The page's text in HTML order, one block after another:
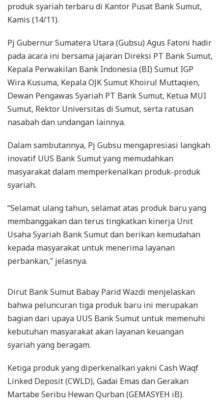
produk syariah terbaru di Kantor Pusat Bank Sumut,
Kamis (14/11).
Pj Gubernur Sumatera Utara (Gubsu) Agus Fatoni hadir
pada acara ini bersama jajaran Direksi PT Bank Sumut,
Kepala Perwakilan Bank Indonesia (BI) Sumut IGP
Wira Kusuma, Kepala OJK Sumut Khoirul Muttaqien,
Dewan Pengawas Syariah PT Bank Sumut, Ketua MUI
Sumut, Rektor Universitas di Sumut, serta ratusan
nasabah dan undangan lainnya.
Dalam sambutannya, Pj Gubsu mengapresiasi langkah
inovatif UUS Bank Sumut yang memudahkan
masyarakat dalam memperkenalkan produk-produk
syariah.
“Selamat ulang tahun, selamat atas produk baru yang
membanggakan dan terus tingkatkan kinerja Unit
Usaha Syariah Bank Sumut dan berikan kemudahan
kepada masyarakat untuk menerima layanan
perbankan,” jelasnya.
Dirut Bank Sumut Babay Parid Wazdi menjelaskan
bahwa peluncuran tiga produk baru ini merupakan
bagian dari upaya UUS Bank Sumut untuk memenuhi
kebutuhan masyarakat akan layanan keuangan
syariah yang beragam.
Ketiga produk yang diperkenalkan yakni Cash Waqf
Linked Deposit (CWLD), Gadai Emas dan Gerakan
Martabe Seribu Hewan Qurban (GEMASYEH iB).